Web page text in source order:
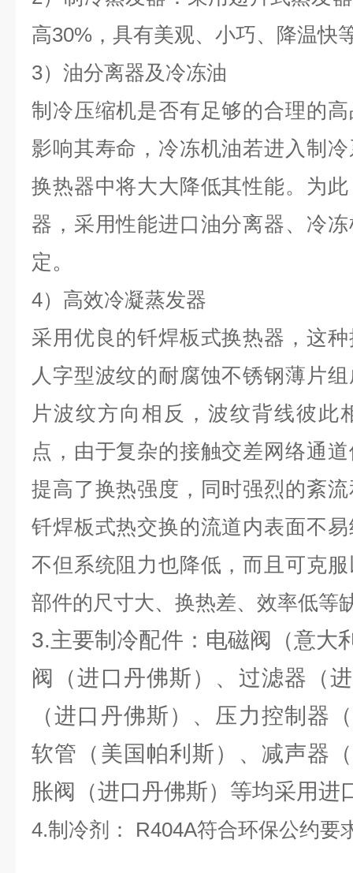
高30%，具有美观、小巧、降温快
3）油分离器及冷冻油
制冷压缩机是否有足够的合理的
影响其寿命，冷冻机油若进入制
换热器中将大大降低其性能。为
器，采用性能进口油分离器、冷
定 。
4）高效冷凝蒸发器
采用优良的钎焊板式换热器，这
人字型波纹的耐腐蚀不锈钢薄片
片波纹方向相反，波纹背线彼此
点，由于复杂的接触交差网络通
提高了换热强度，同时强烈的紊
钎焊板式热交换的流道内表面不
不但系统阻力也降低，而且可克
部件的尺寸大、换热差、效率低等
3.主要制冷配件：电磁阀（意大
阀（进口丹佛斯）、过滤器（
（进口丹佛斯）、压力控制器
软管（美国帕利斯）、减声器
胀阀（进口丹佛斯）等均采用进
4.制冷剂： R404A符合环保公约要